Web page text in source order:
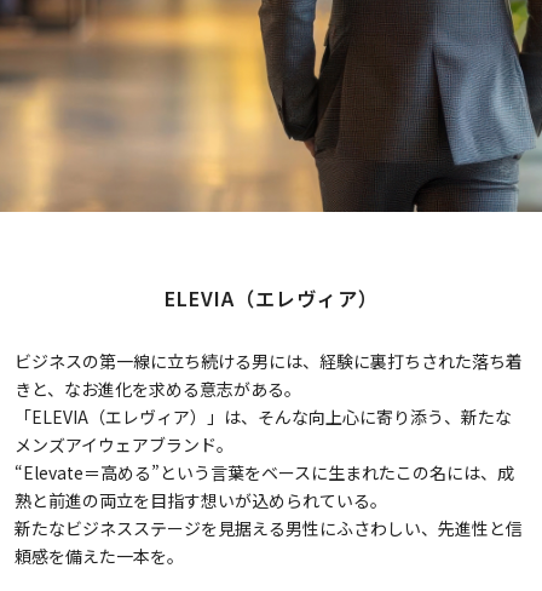
ELEVIA（エレヴィア）
ビジネスの第一線に立ち続ける男には、経験に裏打ちされた落ち着
きと、なお進化を求める意志がある。
「ELEVIA（エレヴィア）」は、そんな向上心に寄り添う、新たな
メンズアイウェアブランド。
“Elevate＝高める”という言葉をベースに生まれたこの名には、成
熟と前進の両立を目指す想いが込められている。
新たなビジネスステージを見据える男性にふさわしい、先進性と信
頼感を備えた一本を。